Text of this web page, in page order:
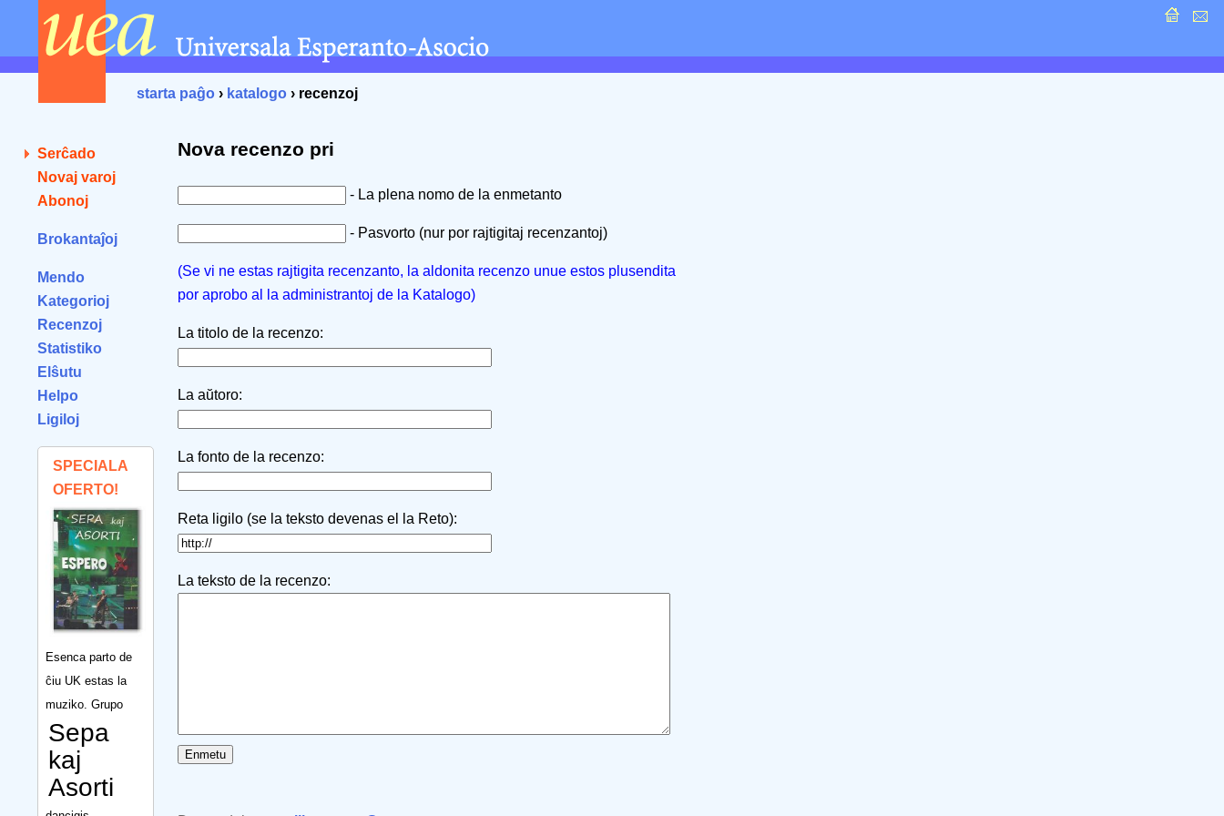
starta paĝo › katalogo › recenzoj
Serĉado
Novaj varoj
Abonoj
Brokantaĵoj
Mendo
Kategorioj
Recenzoj
Statistiko
Elŝutu
Helpo
Ligiloj
SPECIALA
OFERTO!
Esenca parto de
ĉiu UK estas la
muziko. Grupo
Sepa
kaj
Asorti
Nova recenzo pri
- La plena nomo de la enmetanto
- Pasvorto (nur por rajtigitaj recenzantoj)
(Se vi ne estas rajtigita recenzanto, la aldonita recenzo unue estos plusendita
por aprobo al la administrantoj de la Katalogo)
La titolo de la recenzo:
La aŭtoro:
La fonto de la recenzo:
Reta ligilo (se la teksto devenas el la Reto):
La teksto de la recenzo: